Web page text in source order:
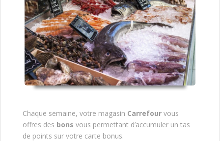
Chaque semaine, votre magasin Carrefour vous
offres des bons vous permettant d’accumuler un tas
de points sur votre carte bonus.